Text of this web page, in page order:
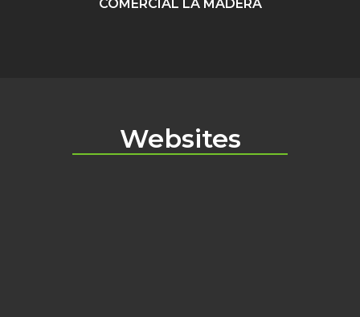
COMERCIAL LA MADERA
Websites